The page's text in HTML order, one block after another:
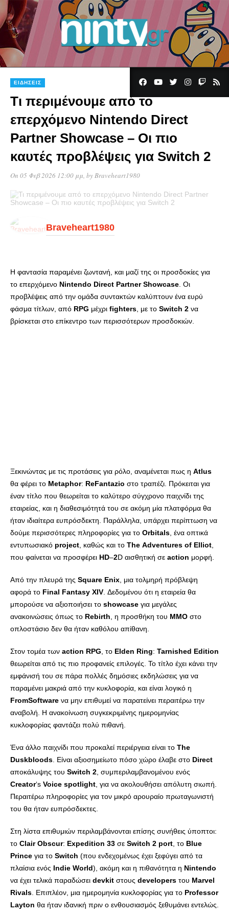
ΕΙΔΉΣΕΙΣ
Τι περιμένουμε από το
επερχόμενο Nintendo Direct
Partner Showcase – Οι πιο
καυτές προβλέψεις για Switch 2
On 05 Φεβ 2026 12:00 μμ, byBraveheart1980
Braveheart1980
Η φαντασία παραμένει ζωντανή, και μαζί της οι προσδοκίες για
το επερχόμενο Nintendo Direct Partner Showcase . Οι
προβλέψεις από την ομάδα συντακτών καλύπτουν ένα ευρύ
φάσμα τίτλων, από RPG μέχρι fighters , με το Switch 2 να
βρίσκεται στο επίκεντρο των περισσότερων προσδοκιών.
Ξεκινώντας με τις προτάσεις για ρόλο, αναμένεται πως η Atlus
θα φέρει το Metaphor: ReFantazio στο τραπέζι. Πρόκειται για
έναν τίτλο που θεωρείται το καλύτερο σύγχρονο παιχνίδι της
εταιρείας, και η διαθεσιμότητά του σε ακόμη μία πλατφόρμα θα
ήταν ιδιαίτερα ευπρόσδεκτη. Παράλληλα, υπάρχει περίπτωση να
δούμε περισσότερες πληροφορίες για το Orbitals , ένα οπτικά
εντυπωσιακό project , καθώς και το The Adventures of Elliot
που φαίνεται να προσφέρει HD–2D αισθητική σε action μορφή.
Από την πλευρά της Square Enix , μια τολμηρή πρόβλεψη
αφορά το Final Fantasy XIV . Δεδομένου ότι η εταιρεία θα
μπορούσε να αξιοποιήσει το showcase για μεγάλες
ανακοινώσεις όπως το Rebirth , η προσθήκη του MMO στο
οπλοστάσιο δεν θα ήταν καθόλου απίθανη.
Στον τομέα των action RPG , το Elden Ring: Tarnished Edition
θεωρείται από τις πιο προφανείς επιλογές. Το τίτλο έχει κάνει την
εμφάνισή του σε πάρα πολλές δημόσιες εκδηλώσεις για να
παραμένει μακριά από την κυκλοφορία, και είναι λογικό η
FromSoftware να μην επιθυμεί να παρατείνει περαιτέρω την
αναβολή. Η ανακοίνωση συγκεκριμένης ημερομηνίας
κυκλοφορίας φαντάζει πολύ πιθανή.
Ένα άλλο παιχνίδι που προκαλεί περιέργεια είναι το The
Duskbloods . Είναι αξιοσημείωτο πόσο χώρο έλαβε στο Direct
αποκάλυψης του Switch 2 , συμπεριλαμβανομένου ενός
Creator‘s Voice spotlight , για να ακολουθήσει απόλυτη σιωπή.
Περαιτέρω πληροφορίες για τον μικρό αρουραίο πρωταγωνιστή
του θα ήταν ευπρόσδεκτες.
Στη λίστα επιθυμιών περιλαμβάνονται επίσης συνήθεις ύποπτοι:
το Clair Obscur: Expedition 33 σε Switch 2 port , το Blue
Prince για το Switch (που ενδεχομένως έχει ξεφύγει από τα
πλαίσια ενός Indie World), ακόμη και η πιθανότητα η Nintendo
να έχει τελικά παραδώσει devkit στους developers του Marvel
Rivals . Επιπλέον, μια ημερομηνία κυκλοφορίας για το Professor
Layton θα ήταν ιδανική πριν ο ενθουσιασμός ξεθυμάνει εντελώς.